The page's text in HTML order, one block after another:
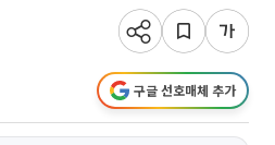
구글 선호매체 추가